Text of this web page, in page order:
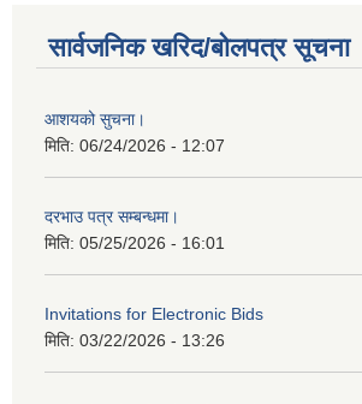
सार्वजनिक खरिद/बोलपत्र सूचना
आशयको सुचना।
मिति: 06/24/2026 - 12:07
दरभाउ पत्र सम्बन्धमा।
मिति: 05/25/2026 - 16:01
Invitations for Electronic Bids
मिति: 03/22/2026 - 13:26